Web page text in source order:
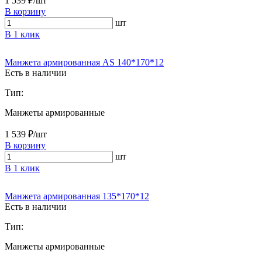
В корзину
шт
В 1 клик
Манжета армированная AS 140*170*12
Есть в наличии
Тип:
Манжеты армированные
1 539 ₽/шт
В корзину
шт
В 1 клик
Манжета армированная 135*170*12
Есть в наличии
Тип:
Манжеты армированные